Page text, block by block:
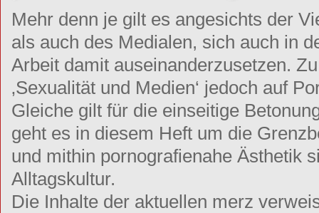
Mehr denn je gilt es angesichts der
als auch des Medialen, sich auch in
Arbeit damit auseinanderzusetzen.
‚Sexualität und Medien‘ jedoch auf
Gleiche gilt für die einseitige
geht es in diesem Heft um die
und mithin pornografienahe Ästhetik
Alltagskultur.
Die Inhalte der aktuellen merz